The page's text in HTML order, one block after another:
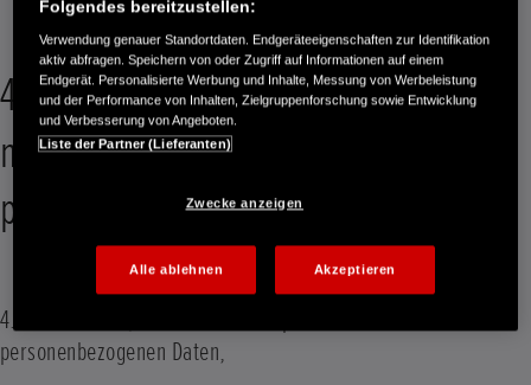
4. Zu welchen Zwecken erheben,
nutzen, speichern wir
personenbezogene Daten?
4.1 Wir erheben, verwenden und speichern Ihre
personenbezogenen Daten,
Folgendes bereitzustellen:
Verwendung genauer Standortdaten. Endgeräteeigenschaften zur Identifikation
aktiv abfragen. Speichern von oder Zugriff auf Informationen auf einem
Endgerät. Personalisierte Werbung und Inhalte, Messung von Werbeleistung
und der Performance von Inhalten, Zielgruppenforschung sowie Entwicklung
und Verbesserung von Angeboten.
Liste der Partner (Lieferanten)
Zwecke anzeigen
Alle ablehnen Akzeptieren